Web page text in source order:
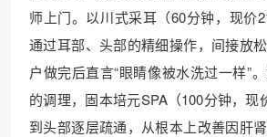
师上门。以川式采耳（60分钟，现价
通过耳部、头部的精细操作，间接放
户做完后直言“眼睛像被水洗过一样”
的调理，固本培元SPA（100分钟，现
到头部逐层疏通，从根本上改善因肝